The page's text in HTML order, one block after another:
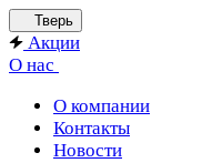
Тверь
Акции
О нас
О компании
Контакты
Новости